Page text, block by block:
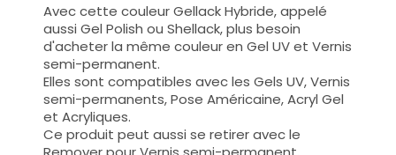
Avec cette couleur Gellack Hybride, appelé
aussi Gel Polish ou Shellack, plus besoin
d'acheter la même couleur en Gel UV et Vernis
semi-permanent.
Elles sont compatibles avec les Gels UV, Vernis
semi-permanents, Pose Américaine, Acryl Gel
et Acryliques.
Ce produit peut aussi se retirer avec le